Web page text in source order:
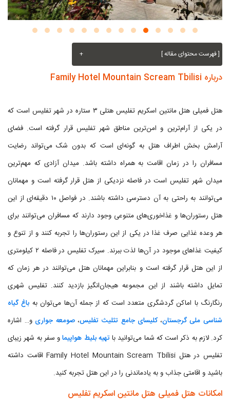
[ فهرست محتوای مقاله ] +
درباره Family Hotel Mountain Scream Tbilisi
هتل فمیلی هتل مانتین اسکریم تفلیس هتلی ۳ ستاره در شهر تفلیس است که
در یکی از آرام‌ترین و امن‌ترین مناطق شهر تفلیس قرار گرفته است. فضای
آرامش بخش اطراف هتل به گونه‌ای است که بدون شک می‌تواند رضایت
مسافران را در زمان اقامت به همراه داشته باشد. میدان آزادی که مهم‌ترین
میدان شهر تفلیس است در فاصله نزدیکی از هتل قرار گرفته است و مهمانان
می‌توانند به راحتی به آن دسترسی داشته باشند. در فواصل ۱۰ دقیقه‌ای از این
هتل رستوران‌ها و غذاخوری‌های متنوعی وجود دارند که مسافران می‌توانند برای
هر وعده غذایی صرف غذا در یکی از این رستوران‌ها را تجربه کنند و از تنوع و
کیفیت غذاهای موجود در آن‌ها لذت ببرند. سیرک تفلیس در فاصله ۲ کیلومتری
از این هتل قرار گرفته است و بنابراین مهمانان هتل می‌توانند در هر زمان که
تمایل داشته باشند از این مجموعه هیجان‌انگیز بازدید کنند. تفلیس شهری
رنگارنگ با اماکن گردشگری متعدد است که از جمله آن‌ها می‌توان به باغ گیاه‌
شناسی ملی گرجستان،کلیسای جامع تثلیث تفلیس،صومعه جواری و… اشاره
کرد. لازم به ذکر است که شما می‌توانید باتهیه بلیط هواپیماو سفر به شهر زیبای
تفلیس در هتل Family Hotel Mountain Scream Tbilisi اقامت داشته
باشید و اقامتی جذاب و به یادماندنی را در این هتل تجربه کنید.
امکانات هتل فمیلی هتل مانتین اسکریم تفلیس